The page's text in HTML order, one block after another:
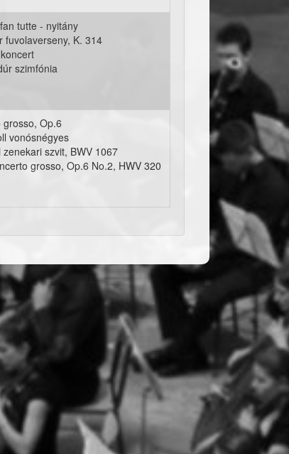
tutte - nyitány
fuvolaverseny, K. 314
szimfónia
Op.6
vonósnégyes
szvit, BWV 1067
grosso, Op.6 No.2, HWV 320